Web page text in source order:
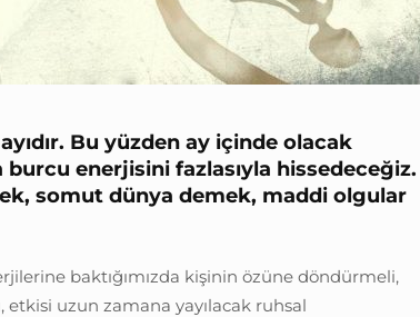
Bu yüzden ay içinde olacak
enerjisini fazlasıyla hissedeceğiz.
somut dünya demek, maddi olgular
baktığımızda kişinin özüne döndürmeli,
etkisi uzun zamana yayılacak ruhsal